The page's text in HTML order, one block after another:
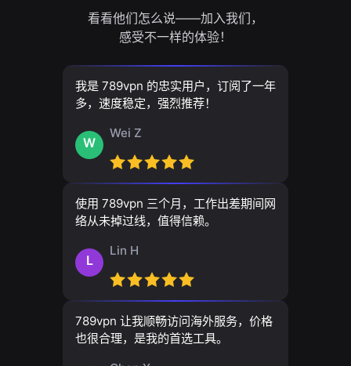
看看他们怎么说——加入我们，
感受不一样的体验！
我是 789vpn 的忠实用户，订阅了一年
多，速度稳定，强烈推荐！
W
Wei Z
使用 789vpn 三个月，工作出差期间网
络从未掉过线，值得信赖。
L
Lin H
789vpn 让我顺畅访问海外服务，价格
也很合理，是我的首选工具。